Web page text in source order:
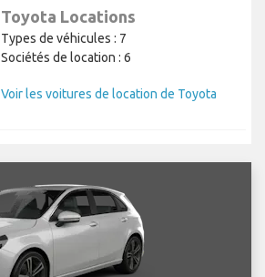
Toyota Locations
Types de véhicules : 7
Sociétés de location : 6
Voir les voitures de location de Toyota